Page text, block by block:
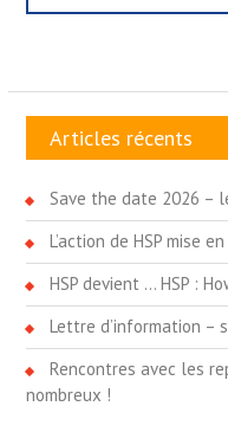
Articles récents
Save the date 2026 –
L’action de HSP mise
HSP devient … HSP :
Lettre d’information –
Rencontres avec les
nombreux !